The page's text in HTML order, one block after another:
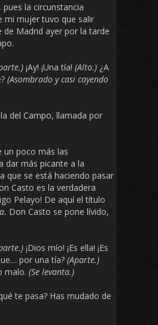
pues la circunstancia
mi mujer tuvo que salir
de Madrid ayer por la tarde
¡Ay! ¡Una tía! (Alto.) ¿A
(Asombrado y casi cayendo
del Campo, llamada por
un poco más las
dar más picante a la
que se está haciendo pasar
Casto es la verdadera
Pelayo! De aquí el título
Don Casto se pone lívido,
¡Dios mío! ¡Es ella! ¡Es
por una tía? (Aparte.)
malo. (Se levanta.)
te pasa? Has mudado de